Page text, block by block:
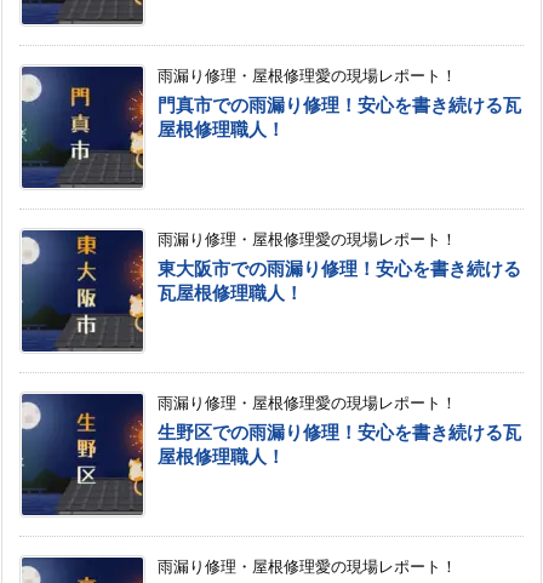
雨漏り修理・屋根修理愛の現場レポート！
門真市での雨漏り修理！安心を書き続ける瓦
屋根修理職人！
雨漏り修理・屋根修理愛の現場レポート！
東大阪市での雨漏り修理！安心を書き続ける
瓦屋根修理職人！
雨漏り修理・屋根修理愛の現場レポート！
生野区での雨漏り修理！安心を書き続ける瓦
屋根修理職人！
雨漏り修理・屋根修理愛の現場レポート！